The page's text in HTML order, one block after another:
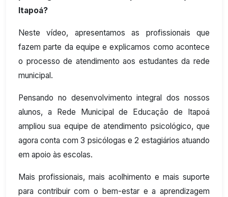
Itapoá?
Neste vídeo, apresentamos as profissionais que
fazem parte da equipe e explicamos como acontece
o processo de atendimento aos estudantes da rede
municipal.
Pensando no desenvolvimento integral dos nossos
alunos, a Rede Municipal de Educação de Itapoá
ampliou sua equipe de atendimento psicológico, que
agora conta com 3 psicólogas e 2 estagiários atuando
em apoio às escolas.
Mais profissionais, mais acolhimento e mais suporte
para contribuir com o bem-estar e a aprendizagem